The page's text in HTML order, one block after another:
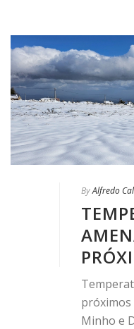
ByAlfredo
próximos
Minho e